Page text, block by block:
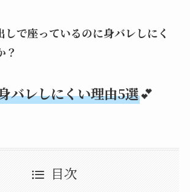
しで座っているのに身バレしにく
？
バレしにくい理由5選💕
目次